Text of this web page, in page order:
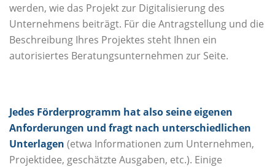
werden, wie das Projekt zur Digitalisierung des
Unternehmens beiträgt. Für die Antragstellung und die
Beschreibung Ihres Projektes steht Ihnen ein
autorisiertes Beratungsunternehmen zur Seite.
Jedes Förderprogramm hat also seine eigenen
Anforderungen und fragt nach unterschiedlichen
Unterlagen (etwa Informationen zum Unternehmen,
Projektidee, geschätzte Ausgaben, etc.). Einige